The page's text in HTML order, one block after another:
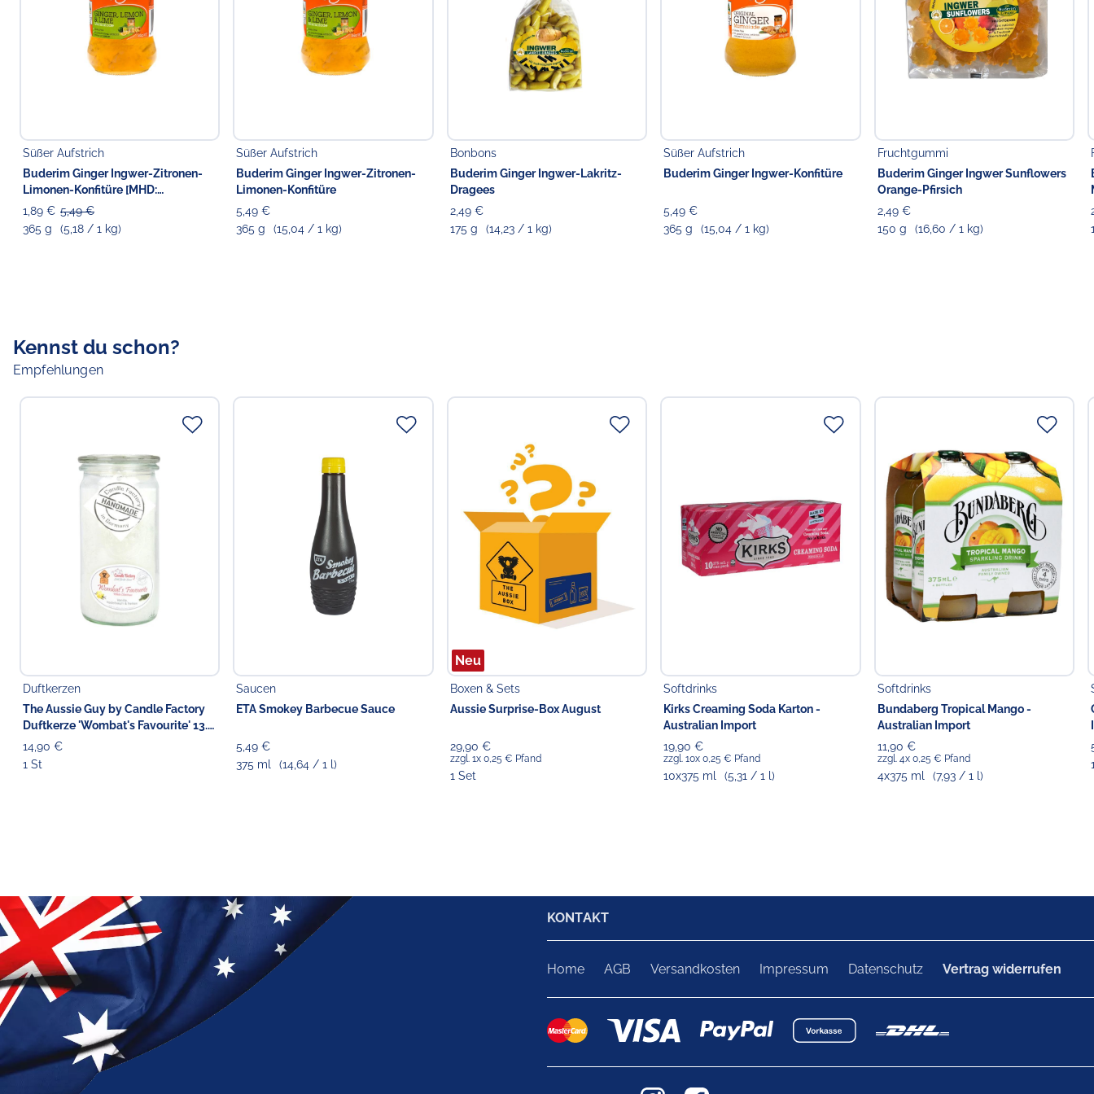
Verantwortlicher Lebensmittelunternehmer
Buderim Ginger Sales GmbH
21435 Stelle
Germany
Telefon: + 49 - 4174-59 66-3
Süßer Aufstrich
Buderim Ginger Ingwer-Zitronen-
Limonen-Konfitüre [MHD:
28.04.2026]
1,89 € 5,49 €
365 g
(5,18 / 1 kg)
Süßer Aufstrich
Buderim Ginger Ingwer-Zitronen-
Limonen-Konfitüre
5,49 €
365 g
(15,04 / 1 kg)
Bonbons
Buderim Ginger Ingwer-Lakritz-
Dragees
2,49 €
175 g
(14,23 / 1 kg)
Süßer Aufstrich
Buderim Ginger Ingwer-Konfitüre
5,49 €
365 g
(15,04 / 1 kg)
Fruchtgummi
Buderim Ginger Ingwer Sunflowers
Orange-Pfirsich
2,49 €
150 g
(16,60 / 1 kg)
Kennst du schon?
Empfehlungen
Duftkerzen
The Aussie Guy by Candle Factory
Duftkerze 'Wombat's Favourite' 13.5
cm
14,90 €
1 St
Saucen
ETA Smokey Barbecue Sauce
5,49 €
375 ml
(14,64 / 1 l)
Neu
Boxen & Sets
Aussie Surprise-Box August
29,90 €
zzgl. 1x 0,25 € Pfand
1 Set
Softdrinks
Kirks Creaming Soda Karton -
Australian Import
19,90 €
zzgl. 10x 0,25 € Pfand
10x375 ml (5,31 / 1 l)
Softdrinks
Bundaberg Tropical Mango -
Australian Import
11,90 €
zzgl. 4x 0,25 € Pfand
4x375 ml (7,93 / 1 l)
KONTAKT
Home AGB Versandkosten Impressum Datenschutz Vertrag widerrufen